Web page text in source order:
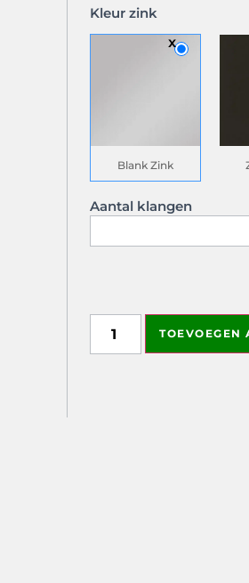
Kleur zink
Blank Zink
Aantal klangen
This field is used to
TOEVOEGEN